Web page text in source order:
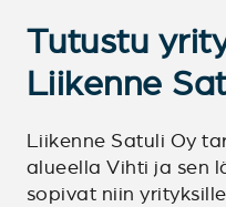
Tutustu
Liikenne
Liikenne Satuli Oy
alueella Vihti ja sen
sopivat niin